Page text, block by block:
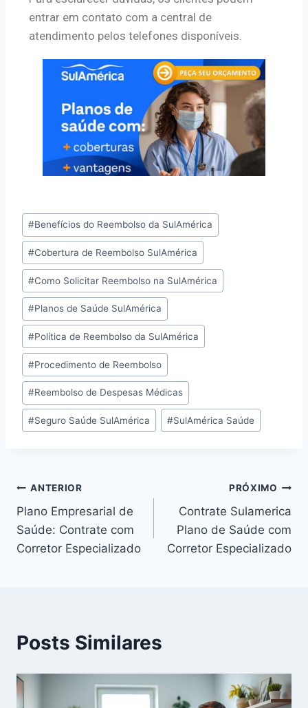
entrar em contato com a central de
atendimento pelos telefones disponíveis.
#Benefícios do Reembolso da SulAmérica
#Cobertura de Reembolso SulAmérica
#Como Solicitar Reembolso na SulAmérica
#Planos de Saúde SulAmérica
#Política de Reembolso da SulAmérica
#Procedimento de Reembolso
#Reembolso de Despesas Médicas
#Seguro Saúde SulAmérica #SulAmérica Saúde
ANTERIOR
Plano Empresarial de
Saúde: Contrate com
Corretor Especializado
PRÓXIMO
Contrate Sulamerica
Plano de Saúde com
Corretor Especializado
Posts Similares